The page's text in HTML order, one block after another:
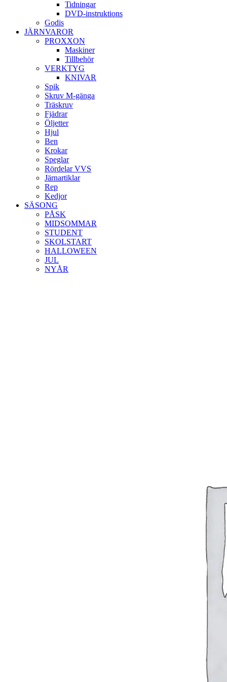
Tidningar
DVD-instruktions
Godis
JÄRNVAROR
PROXXON
Maskiner
Tillbehör
VERKTYG
KNIVAR
Spik
Skruv M-gänga
Träskruv
Fjädrar
Öljetter
Hjul
Ben
Krokar
Speglar
Rördelar VVS
Järnartiklar
Rep
Kedjor
SÄSONG
PÅSK
MIDSOMMAR
STUDENT
SKOLSTART
HALLOWEEN
JUL
NYÅR